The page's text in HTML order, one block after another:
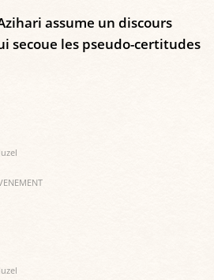
assume un discours
secoue les pseudo-certitudes